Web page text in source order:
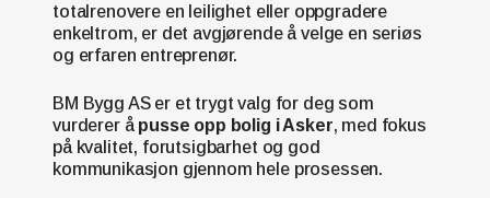
totalrenovere en leilighet eller oppgradere
enkeltrom, er det avgjørende å velge en seriøs
og erfaren entreprenør.
BM Bygg AS er et trygt valg for deg som
vurderer å pusse opp bolig i Asker, med fokus
på kvalitet, forutsigbarhet og god
kommunikasjon gjennom hele prosessen.